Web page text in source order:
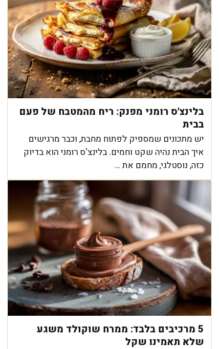
בלינצ'ס רומני מפנק: ריח מהמטבח של פעם
בבית
יש מתכונים שמספיק לפתוח מחבת, וכבר מרגישים
איך הבית נהיה שקט וחמים. בלינצ'ס רומני הוא בדיוק
כזה, נוסטלגי, מחמם את ...
5 מרכיבים בלבד: ממרח שוקולד משגע
שלא תאמינו שקל